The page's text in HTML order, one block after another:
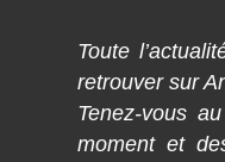
Toute
retrouver sur
Tenez-vous
moment et